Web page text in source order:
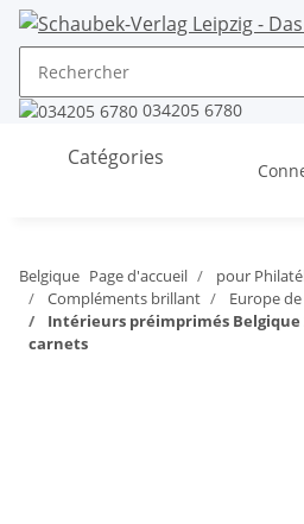
034205 6780
Catégories
Belgique Page d'accueil
pour
Compléments brillant
Europe
Intérieurs préimprimés Belgique
carnets